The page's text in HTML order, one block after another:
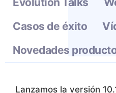
Casos de éxito
Novedades
Lanzamos la versión